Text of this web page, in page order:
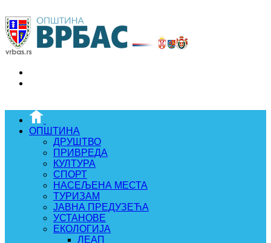
ОПШТИНА
ДРУШТВО
ПРИВРЕДА
КУЛТУРА
СПОРТ
НАСЕЉЕНА МЕСТА
ТУРИЗАМ
ЈАВНА ПРЕДУЗЕЋА
УСТАНОВЕ
ЕКОЛОГИЈА
ЛЕАП